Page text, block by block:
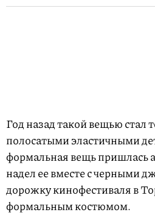
Год назад такой вещью стал
полосатыми эластичными
формальная вещь пришлась
надел ее вместе с черными
дорожку кинофестиваля в
формальным костюмом.